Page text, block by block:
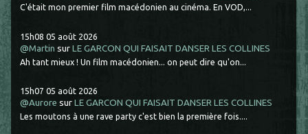
C'était mon premier film macédonien au cinéma. En VOD,...
15h08 05 août 2026
@Martin surLE GARCON QUI FAISAIT DANSER LES COLLINES
Ah tant mieux ! Un film macédonien... on peut dire qu'on...
15h07 05 août 2026
@Aurore surLE GARCON QUI FAISAIT DANSER LES COLLINES
Les moutons à une rave party c'est bien la première fois....